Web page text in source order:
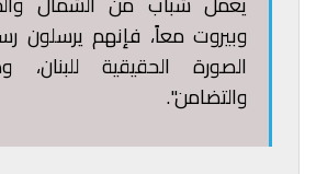
وبيروت معاً، فإنهم يرسلون
الصورة الحقيقية
والتضامن".